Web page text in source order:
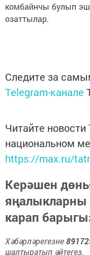
комбайнчы булып
озаттылар.
Следите за
Telegram-канале
Читайте новости
национальном
https://max.ru/
Керәшен
яңалыкларны
карап
Хәбәрләрегезне
шалтыратып әйтегез.